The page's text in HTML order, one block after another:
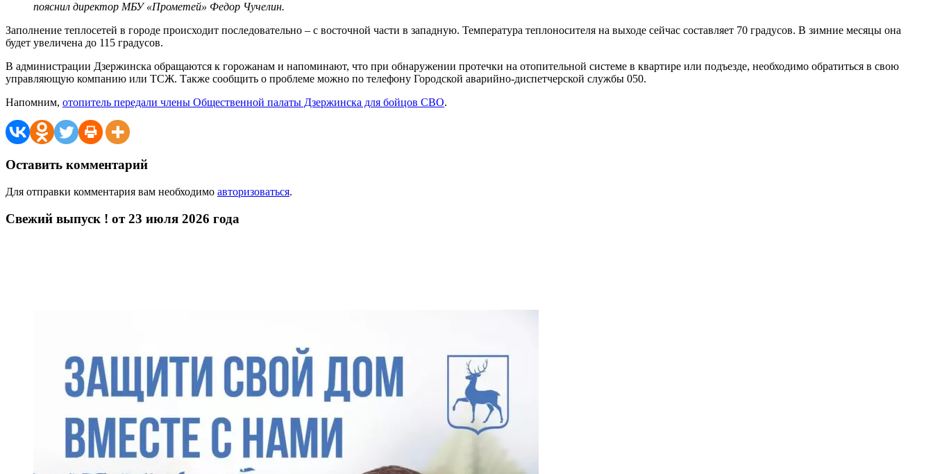
пояснил директор МБУ «Прометей» Федор Чучелин.
Заполнение теплосетей в городе происходит последовательно – с восточной части в западную. Температура теплоносителя на выходе сейчас составляет 70 градусов. В зимние месяцы она
будет увеличена до 115 градусов.
В администрации Дзержинска обращаются к горожанам и напоминают, что при обнаружении протечки на отопительной системе в квартире или подъезде, необходимо обратиться в свою
управляющую компанию или ТСЖ. Также сообщить о проблеме можно по телефону Городской аварийно-диспетчерской службы 050.
Напомним, отопитель передали члены Общественной палаты Дзержинска для бойцов СВО.
Оставить комментарий
Для отправки комментария вам необходимо авторизоваться.
Свежий выпуск ! от 23 июля 2026 года